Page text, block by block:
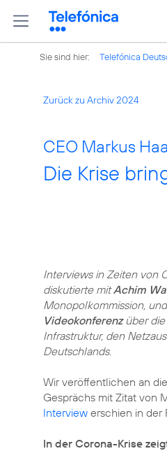
Sie sind hier: Telefónica
Zurück zu Archiv 2024
CEO Markus
Die Krise
Interviews in Zeiten von
diskutierte mitAchim
Monopolkommission,
Videokonferenzüber die
Infrastruktur, den
Deutschlands.
Wir veröffentlichen an
Gesprächs mit Zitat von
Interview erschien in der
In der Corona-Krise